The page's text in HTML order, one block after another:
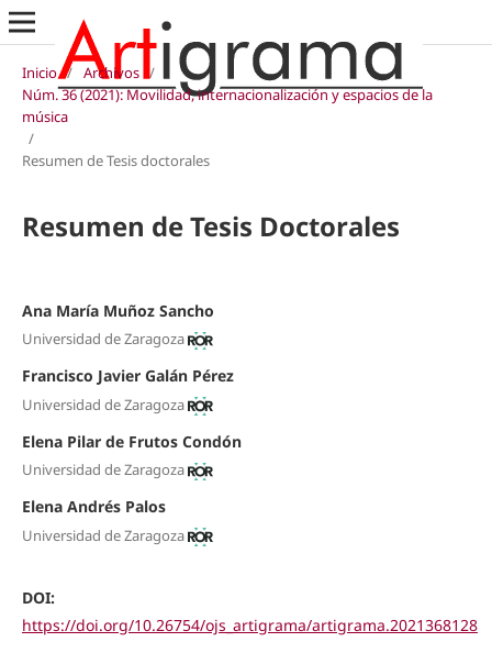
Inicio / Archivos /
Núm. 36 (2021): Movilidad, internacionalización y espacios de la
música
/
Resumen de Tesis doctorales
Resumen de Tesis Doctorales
Ana María Muñoz Sancho
Universidad de Zaragoza
Francisco Javier Galán Pérez
Universidad de Zaragoza
Elena Pilar de Frutos Condón
Universidad de Zaragoza
Elena Andrés Palos
Universidad de Zaragoza
DOI:
https://doi.org/10.26754/ojs_artigrama/artigrama.2021368128